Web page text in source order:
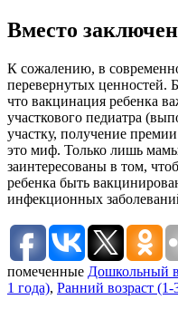
Вместо
К сожалению, в
перевернутых ценностей.
что вакцинация ребенка
участкового педиатра
участку, получение
это миф. Только лишь
заинтересованы в том,
ребенка быть
инфекционных
помеченные Дошкольный
1 года), Ранний возраст (1-